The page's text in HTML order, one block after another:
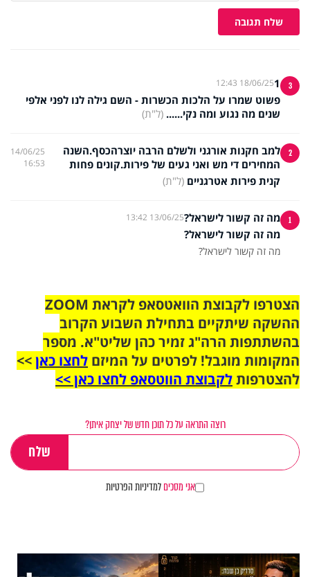
שלח תגובה
3
1
18/06/25 12:43
פשוט שמרו על הלכות הכשרות - השם גילה לנו לפני אלפי
שנים מה נגוע ומה נקי...... (ל"ת)
2
למב חקנות אורגני ולשלם הרבה יוצרהכסף.השנה
המחירים די מש ואני געים של פירות.קונים פחות
14/06/25
16:53
קנית פירות אטרגניים (ל"ת)
1 מה זה קשור לישראל?13/06/25 13:42
מה זה קשור לישראל?
מה זה קשור לישראל?
הצטרפו לקבוצת הוואטסאפ לקראת ZOOM
ההשקה שיתקיים בתחילת השבוע הקרוב
בהשתתפות הרה"ג זמיר כהן שליט"א. מספר
המקומות מוגבל! לפרטים על המיזם לחצו כאן>>
להצטרפותלקבוצת הווטסאפ לחצו כאן >>
רוצה התראה על כל תוכן חדש של יצחק איתן?
אני מסכיםלמדיניות הפרטיות